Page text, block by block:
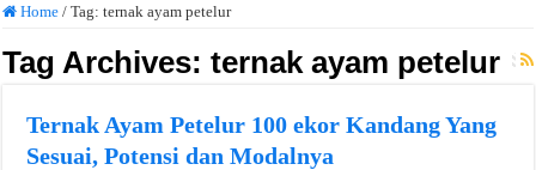
Home / Tag:ternak ayam petelur
Tag Archives:ternak ayam petelur
Ternak Ayam Petelur 100 ekor Kandang Yang
Sesuai, Potensi dan Modalnya